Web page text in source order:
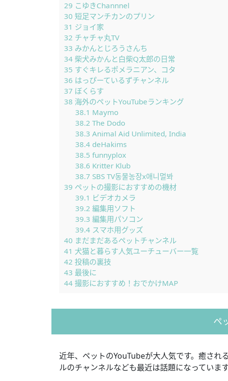
29 こゆきChannnel
30 短足マンチカンのプリン
31 ジョイ家
32 チャチャ丸TV
33 みかんとじろうさんち
34 柴犬みかんと白柴Q太郎の日常
35 すぐキレるポメラニアン、コタ
36 はっぴーているずチャンネル
37 ぼくらす
38 海外のペットYouTubeランキング
38.1 Maymo
38.2 The Dodo
38.3 Animal Aid Unlimited, India
38.4deHakims
38.5 funnyplox
38.6 Kritter Klub
38.7 SBS TV동물농장x애니멀봐
39 ペットの撮影におすすめの機材
39.1 ビデオカメラ
39.2 編集用ソフト
39.3 編集用パソコン
39.4スマホ用グッズ
40 まだまだあるペットチャンネル
41 犬猫と暮らす人気ユーチューバー一覧
42 投稿の裏技
43 最後に
44 撮影におすすめ！おでかけMAP
ペ
近年、ペットのYouTubeが大人気です。癒され
ルのチャンネルなども最近は話題になっています